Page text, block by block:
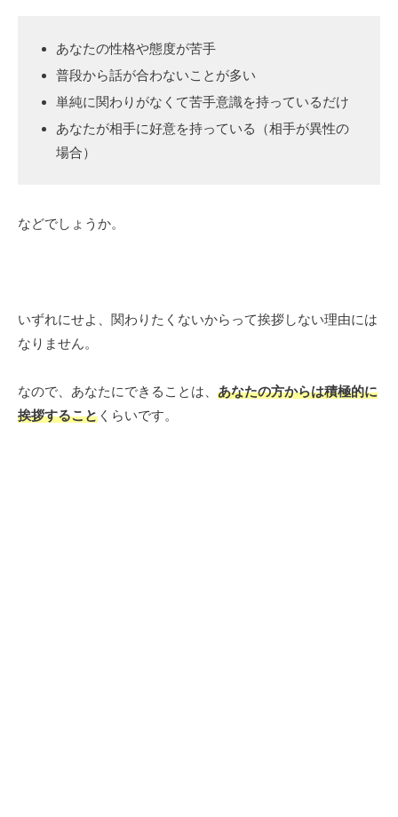
あなたの性格や態度が苦手
普段から話が合わないことが多い
単純に関わりがなくて苦手意識を持っているだけ
あなたが相手に好意を持っている（相手が異性の
場合）
などでしょうか。
いずれにせよ、関わりたくないからって挨拶しない理由には
なりません。
なので、あなたにできることは、あなたの方からは積極的に
挨拶すること くらいです。